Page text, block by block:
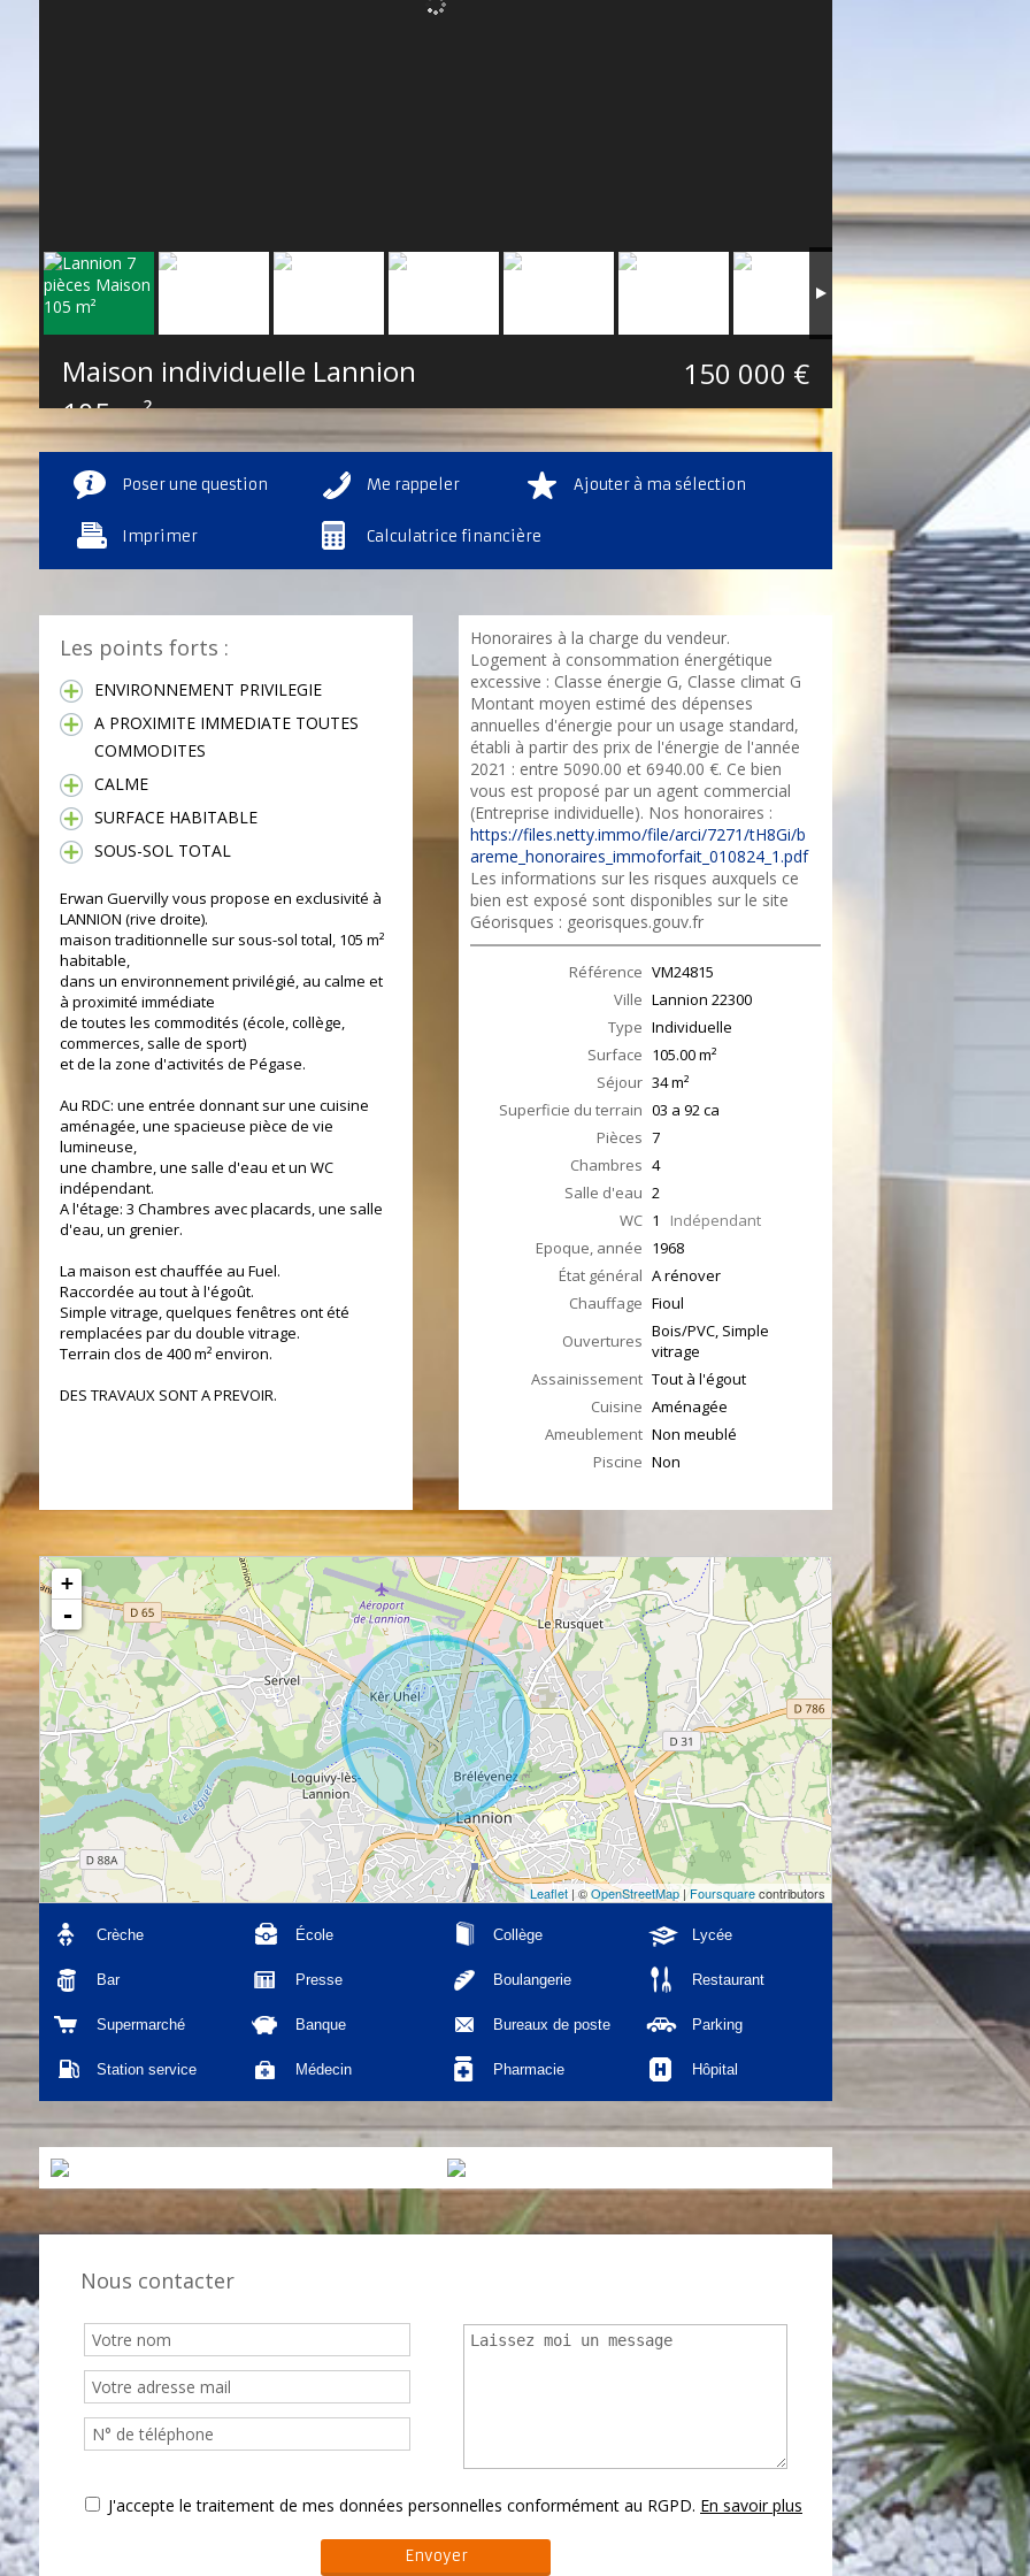
Maison individuelle Lannion
105 m²
150 000 €
Poser une question Me rappeler Ajouter à ma sélection
Imprimer Calculatrice financière
Les points forts :
ENVIRONNEMENT PRIVILEGIE
A PROXIMITE IMMEDIATE TOUTES
COMMODITES
CALME
SURFACE HABITABLE
SOUS-SOL TOTAL
Erwan Guervilly vous propose en exclusivité à
LANNION (rive droite).
maison traditionnelle sur sous-sol total, 105 m²
habitable,
dans un environnement privilégié, au calme et
à proximité immédiate
de toutes les commodités (école, collège,
commerces, salle de sport)
et de la zone d'activités de Pégase.
Au RDC: une entrée donnant sur une cuisine
aménagée, une spacieuse pièce de vie
lumineuse,
une chambre, une salle d'eau et un WC
indépendant.
A l'étage: 3 Chambres avec placards, une salle
d'eau, un grenier.
La maison est chauffée au Fuel.
Raccordée au tout à l'égoût.
Simple vitrage, quelques fenêtres ont été
remplacées par du double vitrage.
Terrain clos de 400 m² environ.
DES TRAVAUX SONT A PREVOIR.
Honoraires à la charge du vendeur.
Logement à consommation énergétique
excessive : Classe énergie G, Classe climat G
Montant moyen estimé des dépenses
annuelles d'énergie pour un usage standard,
établi à partir des prix de l'énergie de l'année
2021 : entre 5090.00 et 6940.00 €. Ce bien
vous est proposé par un agent commercial
(Entreprise individuelle). Nos honoraires :
https://files.netty.immo/file/arci/7271/tH8Gi/b
areme_honoraires_immoforfait_010824_1.pdf
Les informations sur les risques auxquels ce
bien est exposé sont disponibles sur le site
Géorisques : georisques.gouv.fr
Référence VM24815
Ville Lannion 22300
Type Individuelle
Surface 105.00m²
Séjour 34m²
Superficie du terrain 03 a 92 ca
Pièces 7
Chambres 4
Salle d'eau 2
WC 1 Indépendant
Epoque, année 1968
État général A rénover
Chauffage Fioul
Ouvertures Bois/PVC, Simple
vitrage
Assainissement Tout à l'égout
Cuisine Aménagée
Ameublement Non meublé
Piscine Non
+
-
Leaflet | ©OpenStreetMap | Foursquarecontributors
Crèche École Collège Lycée
Bar Presse Boulangerie Restaurant
Supermarché Banque Bureaux de poste Parking
Station service Médecin Pharmacie Hôpital
Nous contacter
J'accepte le traitement de mes données personnelles conformément au RGPD. En savoir plus